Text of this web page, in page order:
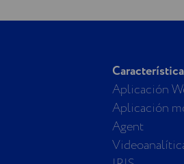
Aplicación
Aplicación
Agent